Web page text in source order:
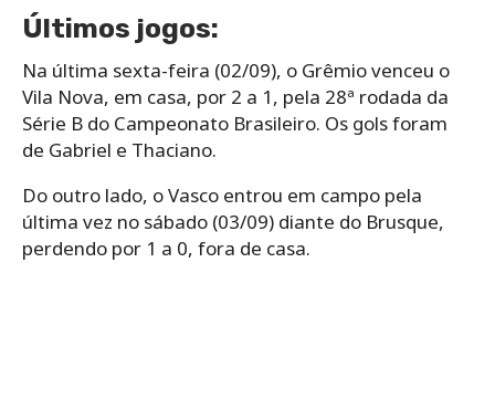
Últimos jogos:
Na última sexta-feira (02/09), o Grêmio venceu o
Vila Nova, em casa, por 2 a 1, pela 28ª rodada da
Série B do Campeonato Brasileiro. Os gols foram
de Gabriel e Thaciano.
Do outro lado, o Vasco entrou em campo pela
última vez no sábado (03/09) diante do Brusque,
perdendo por 1 a 0, fora de casa.